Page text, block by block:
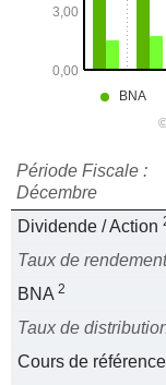
Période Fiscale :
Décembre
Dividende / Action
Taux de rendement
BNA 2
Taux de
Cours de référence